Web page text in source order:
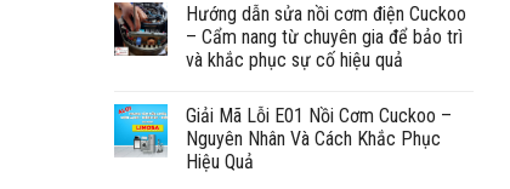
Hướng dẫn sửa nồi cơm điện Cuckoo
– Cẩm nang từ chuyên gia để bảo trì
và khắc phục sự cố hiệu quả
Giải Mã Lỗi E01 Nồi Cơm Cuckoo –
Nguyên Nhân Và Cách Khắc Phục
Hiệu Quả